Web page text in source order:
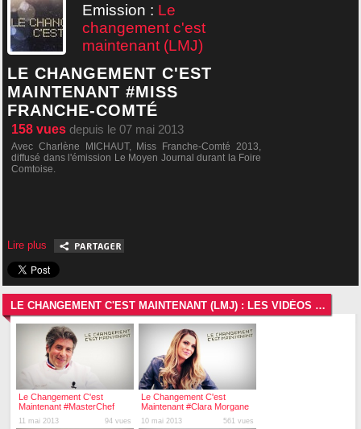
Emission : Le
changement c'est
maintenant (LMJ)
LE CHANGEMENT C'EST
MAINTENANT #MISS
FRANCHE-COMTÉ
158 vues depuis le 07 mai 2013
Avec Charlène MICHAUT, Miss Franche-Comté 2013,
diffusé dans l'émission Le Moyen Journal durant la Foire
Comtoise.
Lire plus
LE CHANGEMENT C'EST MAINTENANT (LMJ) : LES VIDÉOS LES PLUS RÉCENTES
Le Changement C'est
Maintenant #MasterChef
11 mai 2013 94 vues
Le Changement C'est
Maintenant #Clara Morgane
10 mai 2013 561 vues